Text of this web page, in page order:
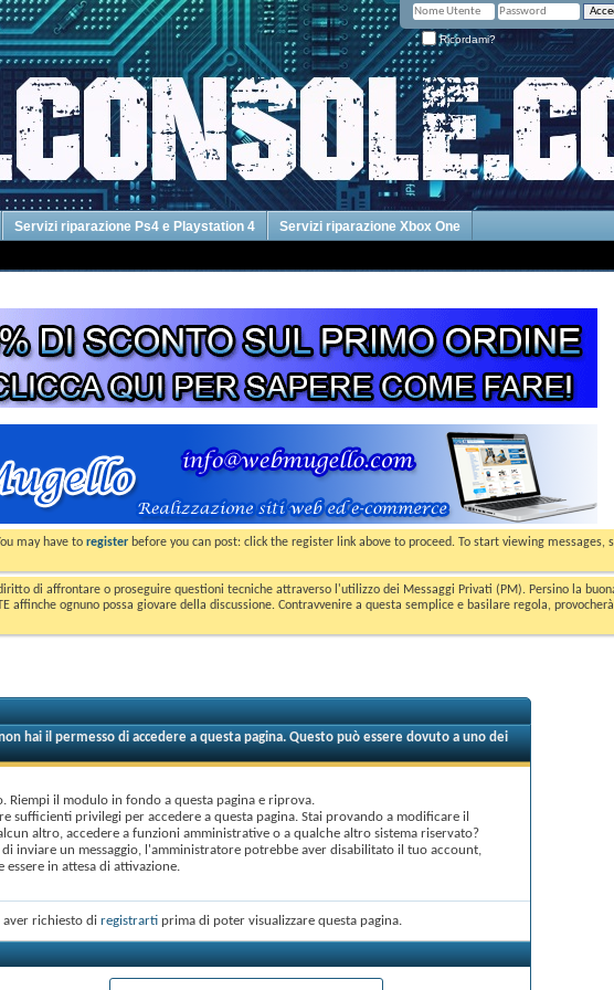
Ricordami?
Servizi riparazione Ps4 e Playstation 4 Servizi riparazione Xbox One
may have to register before you can post: click the register link above to proceed. To start viewing
di affrontare o proseguire questioni tecniche attraverso l'utilizzo dei Messaggi Privati (PM). Persino la
affinche ognuno possa giovare della discussione. Contravvenire a questa semplice e basilare regola,
hai il permesso di accedere a questa pagina. Questo può essere dovuto a uno dei
Riempi il modulo in fondo a questa pagina e riprova.
sufficienti privilegi per accedere a questa pagina. Stai provando a modificare il
altro, accedere a funzioni amministrative o a qualche altro sistema riservato?
di inviare un messaggio, l'amministratore potrebbe aver disabilitato il tuo account,
in attesa di attivazione.
richiesto di registrarti prima di poter visualizzare questa pagina.